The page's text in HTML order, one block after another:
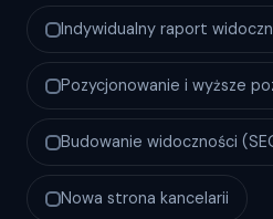
Indywidualny raport
Pozycjonowanie i wyższe
Budowanie widoczności
Nowa strona kancelarii